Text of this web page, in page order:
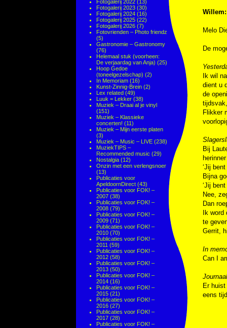
Fotogalerij 2022 (13)
Fotogalerij 2023 (30)
Fotogalerij 2024 (16)
Fotogalerij 2025 (22)
Fotogalerij 2026 (7)
Fotovrienden – Photo friendz
(5)
Gastronomie – Gastronomy
(76)
Helemaal stuk (voorheen:
De verjaardag van Anja) (25)
Hoop Gedoe
(toneelgezelschap) (2)
In Memoriam (16)
Kunst-Zinnig-Brein (2)
Lex related (49)
Luuk = Lekker (38)
Muziek – Draai al je vinyl
(151)
Muziek – Klassieke
concerten! (11)
Muziek – Mijn eerste platen
(3)
Muziek – Music – LIVE (238)
MuziekTIPS –
Recommended music (29)
Nostalgia (12)
Onzin met een verlengsnoer
(13)
Publicaties voor
ApeldoornDirect (43)
Publicaties voor FOK! –
2007 (38)
Publicaties voor FOK! –
2008 (79)
Publicaties voor FOK! –
2009 (71)
Publicaties voor FOK! –
2010 (70)
Publicaties voor FOK! –
2011 (59)
Publicaties voor FOK! –
2012 (58)
Publicaties voor FOK! –
2013 (50)
Publicaties voor FOK! –
2014 (16)
Publicaties voor FOK! –
2015 (21)
Publicaties voor FOK! –
2016 (27)
Publicaties voor FOK! –
2017 (28)
Publicaties voor FOK! –
Willem:
Melo
De
Ik wil
dient u
de
Flikker
Bij
‘Jij
Bijna
‘Jij
Nee,
Dan
Ik
te
Gerrit,
In
Can I
Er
eens